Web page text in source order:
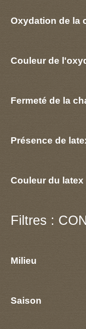
Oxydation de la
Couleur de
Fermeté de la
Présence de
Couleur du latex
Filtres :
Milieu
Saison